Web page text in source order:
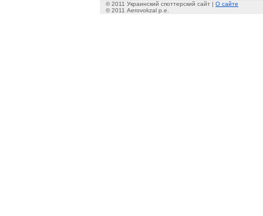
© 2011 Украинский споттерский сайт | О сайте
© 2011 Aerovokzal p.e.